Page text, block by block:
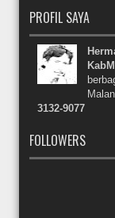
PROFIL SAYA
3132-9077
FOLLOWERS